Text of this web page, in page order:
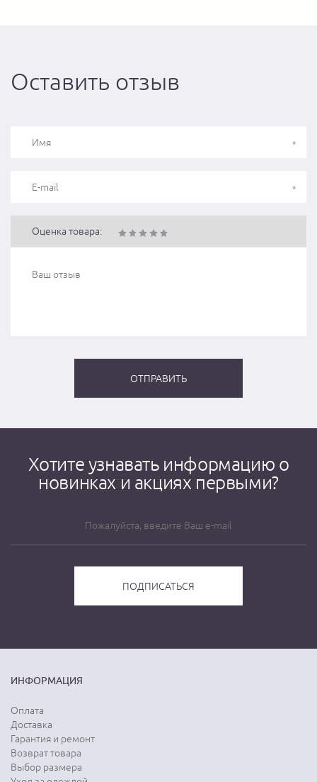
Оставить отзыв
Оценка товара:
Хотите узнавать информацию о
новинках и акциях первыми?
ИНФОРМАЦИЯ
Оплата
Доставка
Гарантия и ремонт
Возврат товара
Выбор размера